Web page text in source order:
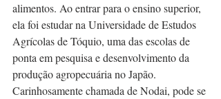
alimentos. Ao entrar para o ensino superior,
ela foi estudar na Universidade de Estudos
Agrícolas de Tóquio, uma das escolas de
ponta em pesquisa e desenvolvimento da
produção agropecuária no Japão.
Carinhosamente chamada de Nodai, pode se